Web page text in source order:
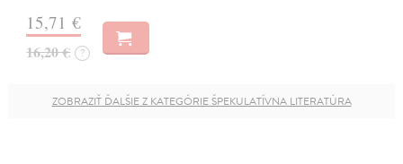
15,71 €
16,20 € ?
ZOBRAZIŤ ĎALŠIE Z KATEGÓRIE ŠPEKULATÍVNA LITERATÚRA